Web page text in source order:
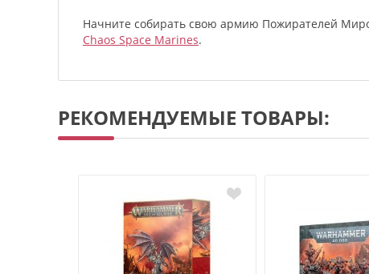
Начните собирать свою армию Пожирателей
Chaos Space Marines.
РЕКОМЕНДУЕМЫЕ ТОВАРЫ: